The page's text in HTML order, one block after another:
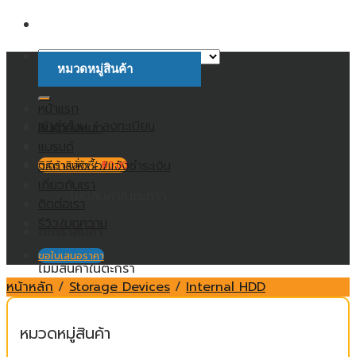
ค้นหา:
ตะกร้าสินค้า /฿0.00
ไม่มีสินค้าในตะกร้า
หมวดหมู่สินค้า
วิธีการสั่งซื้อ/แจ้งชำระเงิน
ติดต่อเรา
ขอใบเสนอราคา
หน้าหลัก / Storage Devices / Internal HDD
หมวดหมู่สินค้า